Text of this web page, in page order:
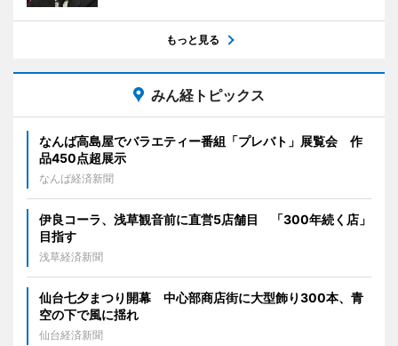
もっと見る
みん経トピックス
なんば高島屋でバラエティー番組「プレバト」展覧会 作
品450点超展示
なんば経済新聞
伊良コーラ、浅草観音前に直営5店舗目 「300年続く店」
目指す
浅草経済新聞
仙台七夕まつり開幕 中心部商店街に大型飾り300本、青
空の下で風に揺れ
仙台経済新聞